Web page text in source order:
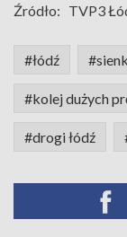
Źródło: TVP3
#łódź
#kolej dużych
#drogi łódź